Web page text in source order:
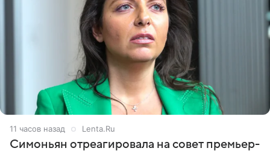
11 часов назад Lenta.Ru
Симоньян отреагировала на совет премьер-